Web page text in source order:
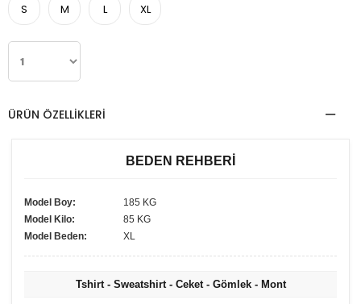
S
M L XL
ÜRÜN ÖZELLIKLERI
BEDEN REHBERİ
Model Boy:
185 KG
Model Kilo:
85 KG
Model Beden:
XL
Tshirt - Sweatshirt - Ceket - Gömlek - Mont